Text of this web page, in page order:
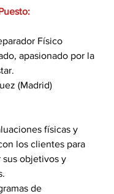
Físico
apasionado por la
(Madrid)
físicas y
los clientes para
objetivos y
de